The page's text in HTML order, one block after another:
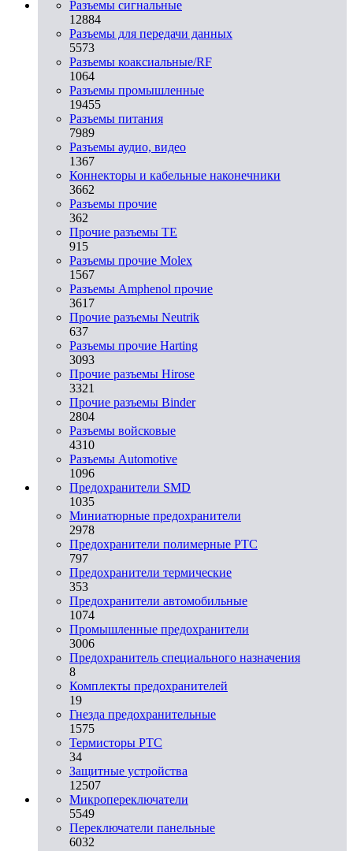
Разъeмы сигнальные
12884
Разъeмы для передачи данных
5573
Разъeмы коаксиальные/RF
1064
Разъeмы промышленные
19455
Разъeмы питания
7989
Разъeмы аудио, видео
1367
Коннекторы и кабельные наконечники
3662
Разъeмы прочие
362
Прочие разъемы TE
915
Разъемы прочие Molex
1567
Разъемы Amphenol прочие
3617
Прочие разъемы Neutrik
637
Разъемы прочие Harting
3093
Прочие разъемы Hirose
3321
Прочие разъемы Binder
2804
Разъемы войсковые
4310
Разъeмы Automotive
1096
Предохранители SMD
1035
Миниатюрные предохранители
2978
Предохранители полимерные PTC
797
Предохранители термические
353
Предохранители автомобильные
1074
Промышленные предохранители
3006
Предохранитель специального назначения
8
Комплекты предохранителей
19
Гнезда предохранительные
1575
Термисторы PTC
34
Защитные устройства
12507
Микропереключатели
5549
Переключатели панельные
6032